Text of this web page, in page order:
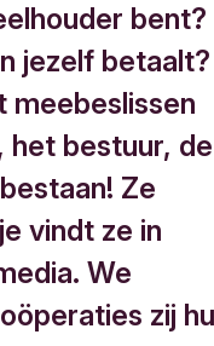
bent?
jezelf betaalt?
meebeslissen
bestuur, de
Ze
vindt ze in
We
zij